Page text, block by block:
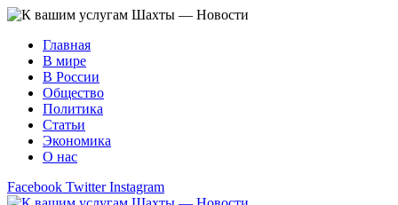
Главная
В мире
В России
Общество
Политика
Статьи
Экономика
О нас
Facebook Twitter Instagram